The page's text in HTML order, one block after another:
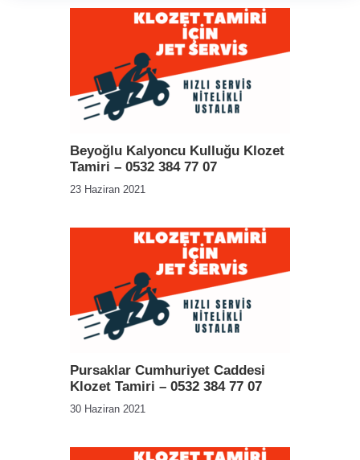
Beyoğlu Kalyoncu Kulluğu Klozet
Tamiri – 0532 384 77 07
23 Haziran 2021
Pursaklar Cumhuriyet Caddesi
Klozet Tamiri – 0532 384 77 07
30 Haziran 2021